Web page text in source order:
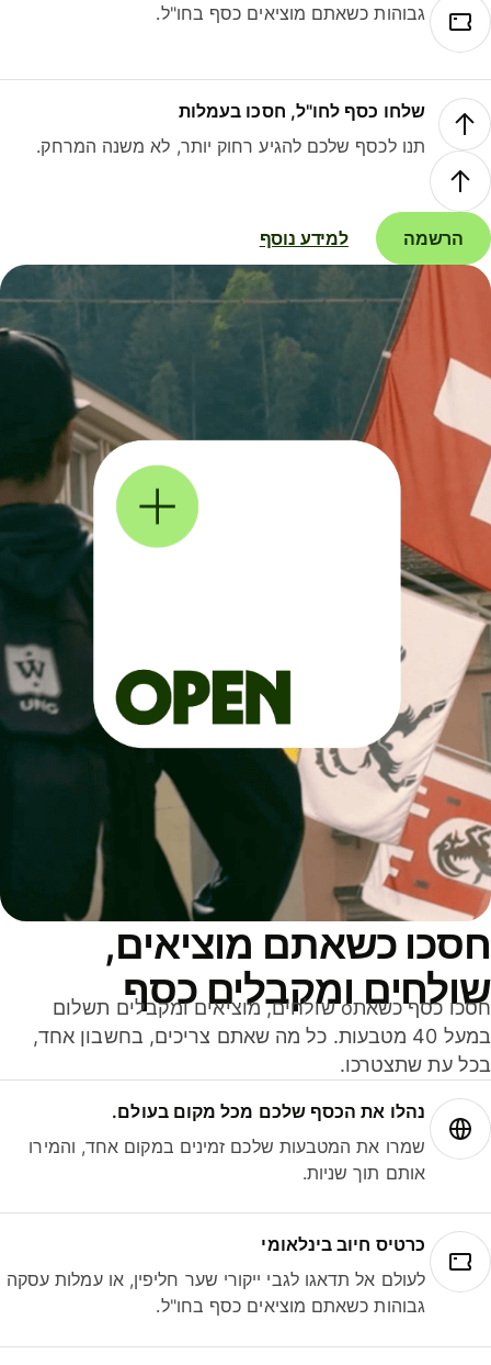
גבוהות כשאתם מוציאים כסף בחו"ל.
שלחו כסף לחו"ל, חסכו בעמלות
תנו לכסף שלכם להגיע רחוק יותר, לא משנה המרחק.
הרשמה למידע נוסף
כשאתם מוציאים,
ומקבלים כסף
חסכו כסף כשאתo שולחים, מוציאים ומקבלים תשלום
במעל 40 מטבעות. כל מה שאתם צריכים, בחשבון אחד,
עת שתצטרכו.
נהלו את הכסף שלכם מכל מקום בעולם.
שמרו את המטבעות שלכם זמינים במקום אחד, והמירו
אותם תוך שניות.
כרטיס חיוב בינלאומי
לעולם אל תדאגו לגבי ייקורי שער חליפין, או עמלות עסקה
גבוהות כשאתם מוציאים כסף בחו"ל.